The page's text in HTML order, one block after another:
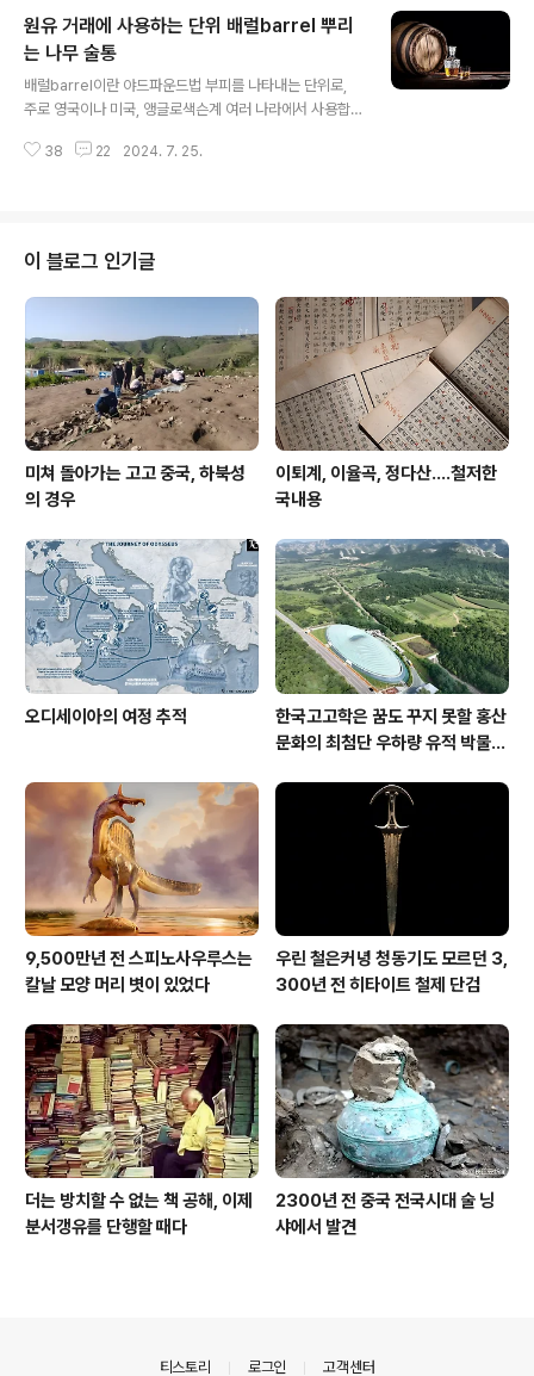
작은데 이삭이 나왔다. 베동(벼의 꽃대)이 피기도 전에 수
수이삭이 나오기 전에, 조이삭이 올라왔으니, 참새가 살이
찌겠구나.ㅜㅜ(벼 수수 기장보다 늦거나 함께 이삭이 올라
와야 하는데. 다른 곡식보다 일찍 이삭이 오르면 배고픈 참
새들이 다 먹어치운다.) 어쩐다? *** 김포땅 농업에 종사
하시는 신소희 선생 관찰기다.
원유 거래에 사용하는 단위 배럴barrel 뿌리
는 나무 술통
배럴barrel이란 야드파운드법 부피를 나타내는 단위로,
주로 영국이나 미국, 앵글로색슨계 여러 나라에서 사용합
업 여명기인 1860년대에 석유를 담을 통을 구하기 어려워
만듭니다. 1배럴이 42갤런이라는 어중간한 숫자는 처음에
는 50갤런 통에 담아 운반했지만, 운반 중에 쏟아지는 등
눈금이 줄어든 만큼을 공제하고 42갤런에 거래되면서 출
발했다고 하네요. 석유의 경우 1배럴은 약 159리터, 정확
하게는 158.987294928리터에 해당합니다. 킬로리터로
고치면 1배럴 = 약 0..
38 22 2024. 7. 25.
이 블로그 인기글
미쳐 돌아가는 고고 중국, 하북성
의 경우
이퇴계, 이율곡, 정다산....철저한
국내용
오디세이아의 여정 추적
한국고고학은 꿈도 꾸지 못할 홍산
문화의 최첨단 우하량 유적 박물관
9,500만년 전 스피노사우루스는
칼날 모양 머리 볏이 있었다
우린 철은커녕 청동기도 모르던 3,
300년 전 히타이트 철제 단검
더는 방치할 수 없는 책 공해, 이제
분서갱유를 단행할 때다
2300년 전 중국 전국시대 술 닝
샤에서 발견
티스토리 로그인 고객센터